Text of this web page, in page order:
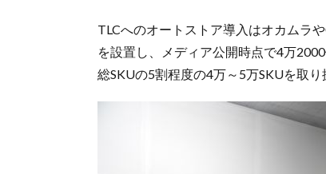
TLCへのオートストア導入はオカムラ
を設置し、メディア公開時点で4万
総SKUの5割程度の4万～5万SKUを取り